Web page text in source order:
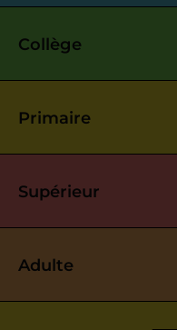
Collège
Primaire
Supérieur
Adulte